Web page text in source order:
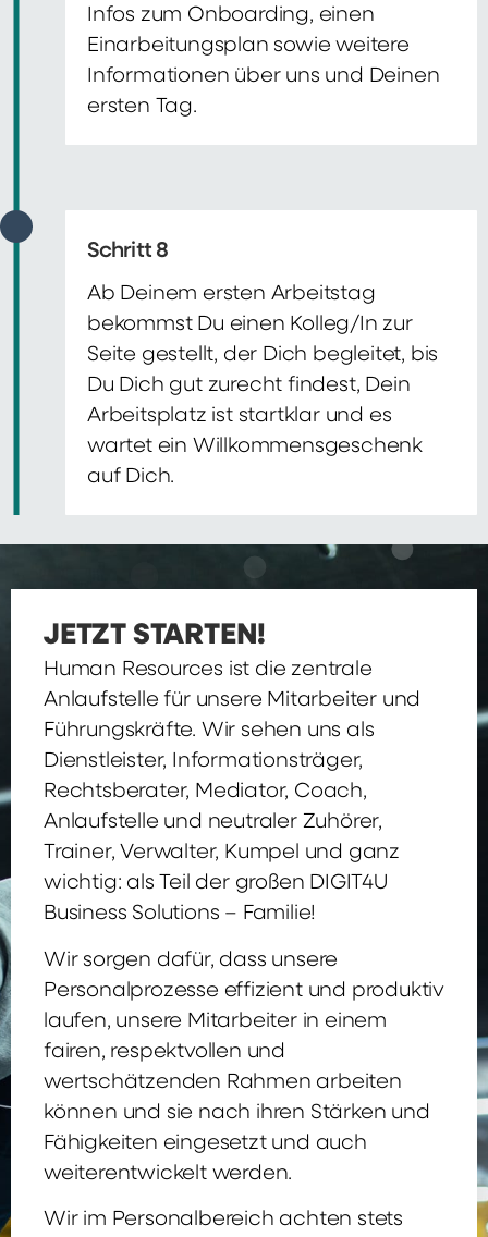
Infos zum Onboarding, einen
Einarbeitungsplan sowie weitere
Informationen über uns und Deinen
ersten Tag.
Schritt 8
Ab Deinem ersten Arbeitstag
bekommst Du einen Kolleg/In zur
Seite gestellt, der Dich begleitet, bis
Du Dich gut zurecht findest, Dein
Arbeitsplatz ist startklar und es
wartet ein Willkommensgeschenk
auf Dich.
JETZT STARTEN!
Human Resources ist die zentrale
Anlaufstelle für unsere Mitarbeiter und
Führungskräfte. Wir sehen uns als
Dienstleister, Informationsträger,
Rechtsberater, Mediator, Coach,
Anlaufstelle und neutraler Zuhörer,
Trainer, Verwalter, Kumpel und ganz
wichtig: als Teil der großen DIGIT4U
Business Solutions – Familie!
Wir sorgen dafür, dass unsere
Personalprozesse effizient und produktiv
laufen, unsere Mitarbeiter in einem
fairen, respektvollen und
wertschätzenden Rahmen arbeiten
können und sie nach ihren Stärken und
Fähigkeiten eingesetzt und auch
weiterentwickelt werden.
Wir im Personalbereich achten stets